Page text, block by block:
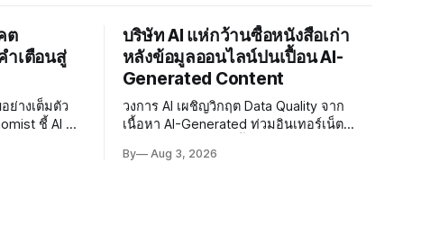
ต
ำเตือนสู่
ย่างเต็มตัว
ชี้ AI จะ
บริษัท AI แห่กว้านซื้อหนังสือเก่า
หลังข้อมูลออนไลน์ปนเปื้อน AI-
Generated Content
วงการ AI เผชิญวิกฤต Data Quality จาก
เนื้อหา AI-Generated ท่วมอินเทอร์เน็ต
2022 ที่ปลอดการปนเปื้อน พร้อมเผชิญ
By Aug 3, 2026